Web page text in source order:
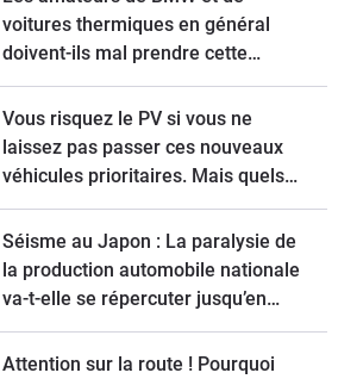
voitures thermiques en général
doivent-ils mal prendre cette
nouvelle ?
Vous risquez le PV si vous ne
laissez pas passer ces nouveaux
véhicules prioritaires. Mais quels
sont-ils ?
Séisme au Japon : La paralysie de
la production automobile nationale
va-t-elle se répercuter jusqu’en
Europe ?
Attention sur la route ! Pourquoi